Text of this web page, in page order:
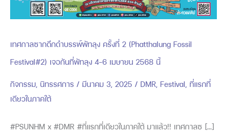
เทศกาลซากดึกดำบรรพ์พัทลุง ครั้งที่ 2 (Phatthalung Fossil
Festival#2) เจอกันที่พัทลุง 4-6 เมษายน 2568 นี้
กิจกรรม, นิทรรศการ / มีนาคม 3, 2025 / DMR, Festival, ที่แรกที่
เดียวในภาคใต้
#PSUNHM x #DMR #ที่แรกที่เดียวในภาคใต้ มาแล้ว!! เทศกาลซ […]
(Phatthalung
Festival#2)
เจอ
ที่
4-